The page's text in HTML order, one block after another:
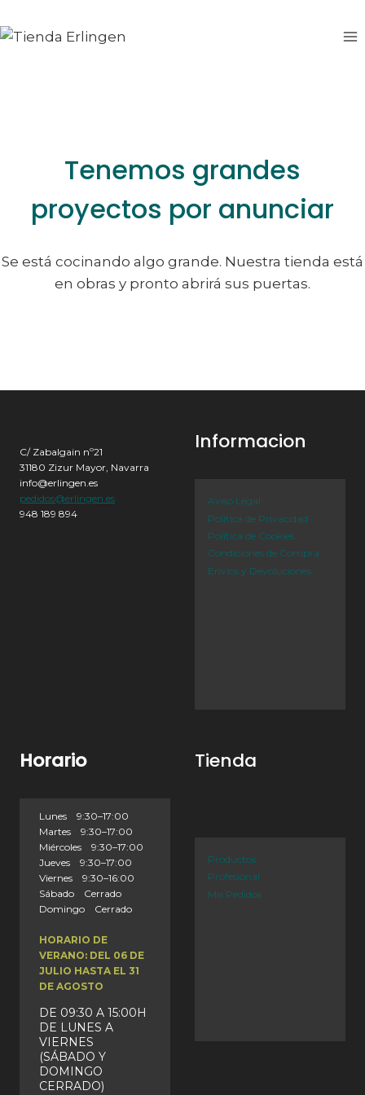
al
al
Tenemos grandes
proyectos por anunciar
Se está cocinando algo grande. Nuestra tienda está
en obras y pronto abrirá sus puertas.
C/ Zabalgain nº21
31180 Zizur Mayor, Navarra
info@erlingen.es
pedidos@erlingen.es
948 189 894
Informacion
Aviso Legal
Política de Privacidad
Política de Cookies
Condiciones de Compra
Envíos y Devoluciones
Horario
Lunes 9:30–17:00
Martes 9:30–17:00
Miércoles 9:30–17:00
Jueves 9:30–17:00
Viernes 9:30–16:00
Sábado Cerrado
Domingo Cerrado
HORARIO DE
VERANO: DEL 06 DE
JULIO HASTA EL 31
DE AGOSTO
DE 09:30 A 15:00H
DE LUNES A
VIERNES
(SÁBADO Y
DOMINGO
CERRADO)
Tienda
Productos
Profesional
Mis Pedidos